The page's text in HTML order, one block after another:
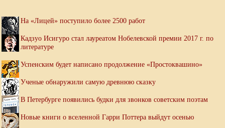
На «Лицей» поступило более 2500 работ
Кадзуо Исигуро стал лауреатом Нобелевской премии 2017 г. по
литературе
Успенским будет написано продолжение «Простоквашино»
Ученые обнаружили самую древнюю сказку
В Петербурге появились будки для звонков советским поэтам
Новые книги о вселенной Гарри Поттера выйдут осенью